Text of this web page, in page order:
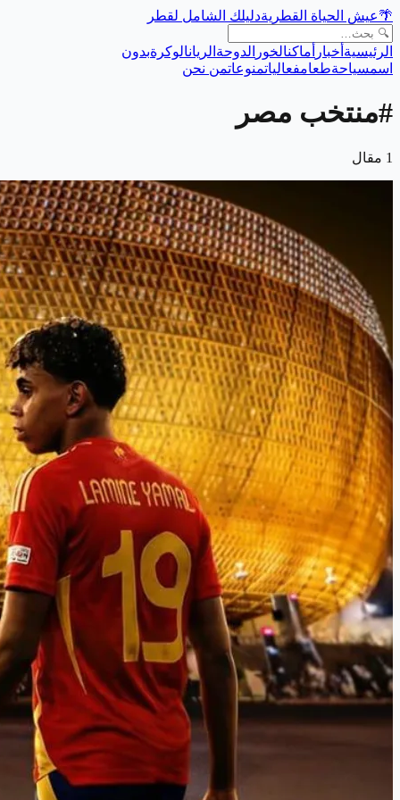
🌴عيش الحياة القطريةدليلك الشامل لقطر
الرئيسية أخبار أماكنالخور الدوحة الريانالوكرةبدون
اسمسياحةطعامفعالياتمنوعاتمن نحن
#منتخب مصر
1 مقال